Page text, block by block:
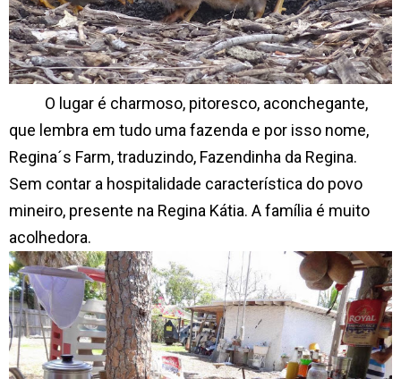
O lugar é charmoso, pitoresco, aconchegante,
que lembra em tudo uma fazenda e por isso nome,
Regina´s Farm, traduzindo, Fazendinha da Regina.
Sem contar a hospitalidade característica do povo
mineiro, presente na Regina Kátia. A família é muito
acolhedora.